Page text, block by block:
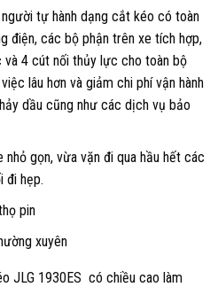
tự hành dạng cắt kéo có toàn
điện, các bộ phận trên xe tích hợp,
4 cút nối thủy lực cho toàn bộ
lâu hơn và giảm chi phí vận hành
dầu cũng như các dịch vụ bảo
nhỏ gọn, vừa vặn đi qua hầu hết các
đi hẹp.
pin
xuyên
JLG 1930ES có chiều cao làm